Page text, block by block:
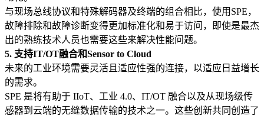
与现场总线协议和特殊解码器及终端的组合相比，使用SPE，
故障排除和故障诊断变得更加标准化和易于访问，即使是最杰
出的熟练技术人员也需要这些来解决性能问题。
5. 支持IT/OT融合和Sensor to Cloud
未来的工业环境需要灵活且适应性强的连接，以适应日益增长
的需求。
SPE 是将有助于 IIoT、工业 4.0、IT/OT 融合以及从现场级传
感器到云端的无缝数据传输的技术之一。这些创新共同创造了